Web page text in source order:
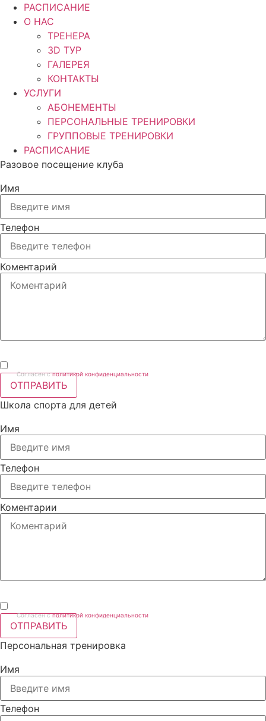
РАСПИСАНИЕ
О НАС
ТРЕНЕРА
3D ТУР
ГАЛЕРЕЯ
КОНТАКТЫ
УСЛУГИ
АБОНЕМЕНТЫ
ПЕРСОНАЛЬНЫЕ ТРЕНИРОВКИ
ГРУППОВЫЕ ТРЕНИРОВКИ
РАСПИСАНИЕ
Разовое посещение клуба
Имя
Телефон
Коментарий
Согласен с политикой конфиденциальности
ОТПРАВИТЬ
Школа спорта для детей
Имя
Телефон
Коментарии
Согласен с политикой конфиденциальности
ОТПРАВИТЬ
Персональная тренировка
Имя
Телефон